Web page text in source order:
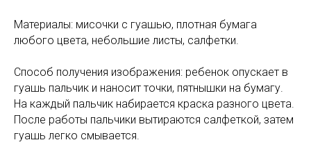
Материалы: мисочки с гуашью, плотная бумага
любого цвета, небольшие листы, салфетки.
Способ получения изображения: ребенок опускает в
гуашь пальчик и наносит точки, пятнышки на бумагу.
На каждый пальчик набирается краска разного цвета.
После работы пальчики вытираются салфеткой, затем
гуашь легко смывается.